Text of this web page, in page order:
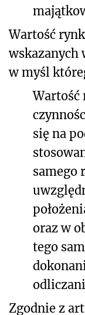
Wartość
wskazanych
w myśl
Wartość
się na
samego
oraz w
tego
Zgodnie z